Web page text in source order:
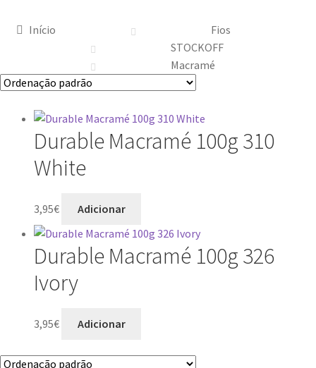
Início
Fios
STOCKOFF
Macramé
Durable Macramé 100g 310
White
3,95€ Adicionar
Durable Macramé 100g 326
Ivory
3,95€ Adicionar